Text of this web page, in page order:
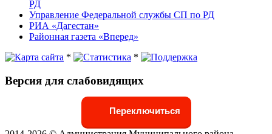
РД
Управление Федеральной службы СП по РД
РИА «Дагестан»
Районная газета «Вперед»
*
*
Версия для слабовидящих
Переключиться